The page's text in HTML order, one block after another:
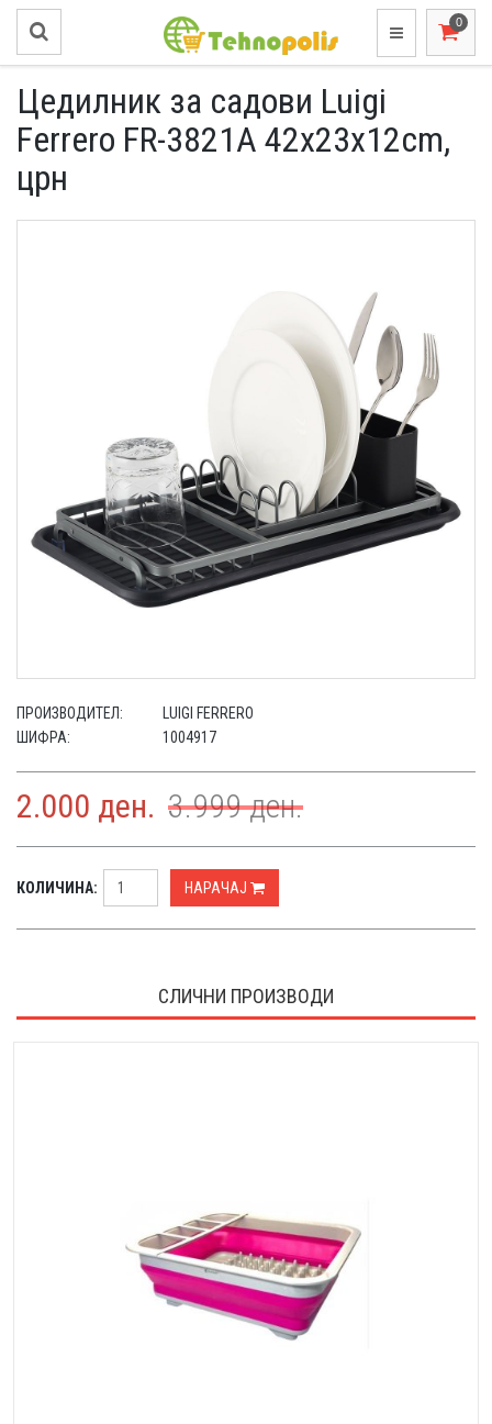
Цедилник за садови Luigi
Ferrero FR-3821A 42x23x12cm,
црн
ПРОИЗВОДИТЕЛ:
LUIGI FERRERO
ШИФРА:
1004917
2.000 ден. 3.999ден.
КОЛИЧИНА: НАРАЧАЈ
СЛИЧНИ ПРОИЗВОДИ